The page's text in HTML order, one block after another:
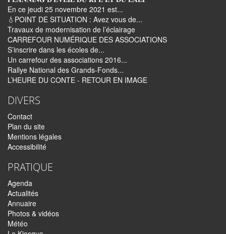
En ce jeudi 25 novembre 2021 est...
💧POINT DE SITUATION : Avez vous de...
Travaux de modernisation de l’éclairage
CARREFOUR NUMÉRIQUE DES ASSOCIATIONS
S’inscrire dans les écoles de...
Un carrefour des associations 2016...
Rallye National des Grands-Fonds...
L’HEURE DU CONTE - RETOUR EN IMAGE
DIVERS
Contact
Plan du site
Mentions légales
Accessibilité
PRATIQUE
Agenda
Actualités
Annuaire
Photos & vidéos
Météo